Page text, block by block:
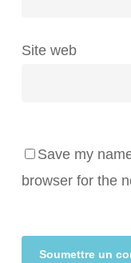
Site web
Save my
browser for the